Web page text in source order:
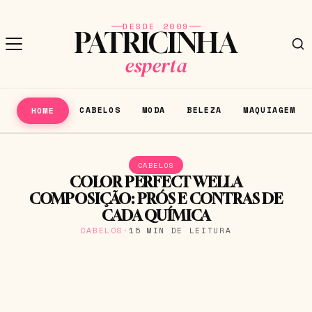
DESDE 2009
PATRICINHA
esperta
HOME CABELOS MODA BELEZA MAQUIAGEM
CABELOS
COLOR PERFECT WELLA
COMPOSIÇÃO: PRÓS E CONTRAS DE
CADA QUÍMICA
CABELOS · 15 MIN DE LEITURA